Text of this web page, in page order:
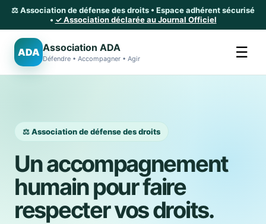
⚖️ Association de défense des droits • Espace adhérent sécurisé
• ✓ Association déclarée au Journal Officiel
ADA Association ADA
Défendre • Accompagner • Agir ☰
⚖️ Association de défense des droits
Un accompagnement
humain pour faire
respecter vos droits.